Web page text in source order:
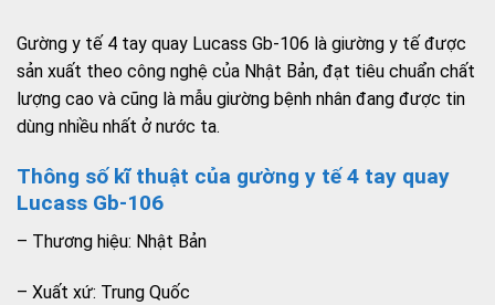
Gường y tế 4 tay quay Lucass Gb-106 là giường y tế được
sản xuất theo công nghệ của Nhật Bản, đạt tiêu chuẩn chất
lượng cao và cũng là mẫu giường bệnh nhân đang được tin
dùng nhiều nhất ở nước ta.
Thông số kĩ thuật của gường y tế 4 tay quay
Lucass Gb-106
– Thương hiệu: Nhật Bản
– Xuất xứ: Trung Quốc